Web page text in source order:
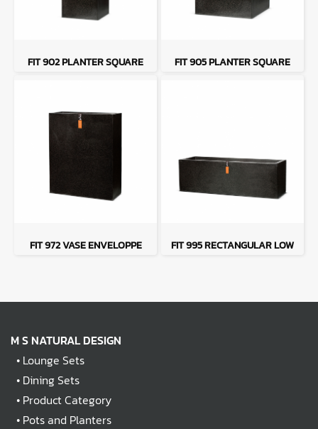
FIT 902 PLANTER SQUARE FIT 905 PLANTER SQUARE
FIT 972 VASE ENVELOPPE FIT 995 RECTANGULAR LOW
M S NATURAL DESIGN
• Lounge Sets
• Dining Sets
• Product Category
• Pots and Planters